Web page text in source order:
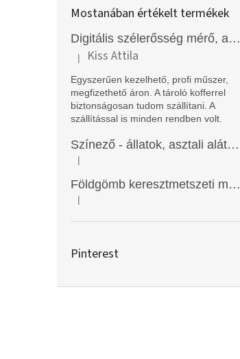
Mostanában értékelt termékek
Digitális szélerősség mérő, anemométer, EM2250
A termék értékelése 5-ből 5 csillag.
| Kiss Attila
Egyszerűen kezelhető, profi műszer,
megfizethető áron. A tároló kofferrel
biztonságosan tudom szállítani. A
szállítással is minden rendben volt.
Színező - állatok, asztali alátét, Funny Mat
A termék értékelése 5-ből 5 csillag.
|
Földgömb keresztmetszeti modell
A termék értékelése 5-ből 5 csillag.
|
Pinterest